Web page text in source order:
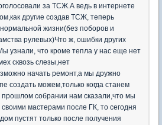
за ТСЖ.А ведь в интернете
другие соэдав ТСЖ, теперь
жизни(без поборов и
рулевых)Что ж, ошибки других
узнали, что кроме тепла у нас еще нет
сквозь слезы,нет
начать ремонт,а мы дружно
создать можем,только когда станем
прошлом собрании нам сказали,что мы
мастерами после ГК, то сегодня
пустят только после получения